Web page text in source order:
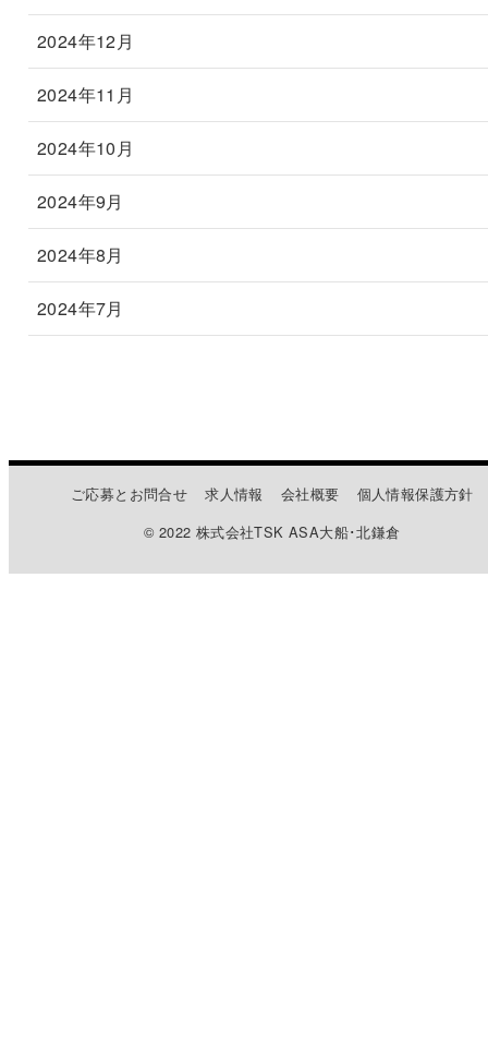
2024年12月
2024年11月
2024年10月
2024年9月
2024年8月
2024年7月
ご応募とお問合せ 求人情報 会社概要
個人情報保護方針
© 2022 株式会社TSK ASA大船･北鎌倉